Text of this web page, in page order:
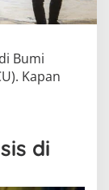
Bumi
Kapan
di